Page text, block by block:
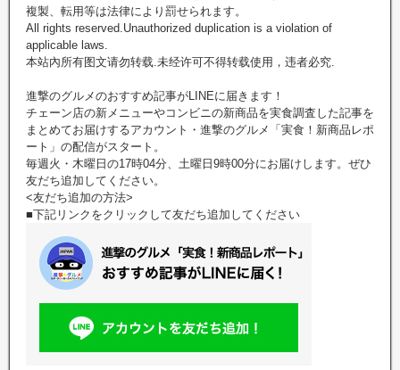
複製、転用等は法律により罰せられます。
All rights reserved.Unauthorized duplication is a violation of
applicable laws.
本站內所有图文请勿转载.未经许可不得转载使用，违者必究.
進撃のグルメのおすすめ記事がLINEに届きます！
チェーン店の新メニューやコンビニの新商品を実食調査した記事を
まとめてお届けするアカウント・進撃のグルメ「実食！新商品レポ
ート」の配信がスタート。
毎週火・木曜日の17時04分、土曜日9時00分にお届けします。ぜひ
友だち追加してください。
<友だち追加の方法>
■下記リンクをクリックして友だち追加してください